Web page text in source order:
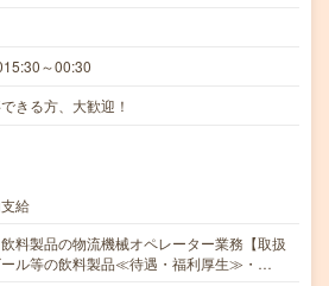
～00:30
きる方、大歓迎！
給
料製品の物流機械オペレーター業務【取扱
ール等の飲料製品≪待遇・福利厚生≫・…